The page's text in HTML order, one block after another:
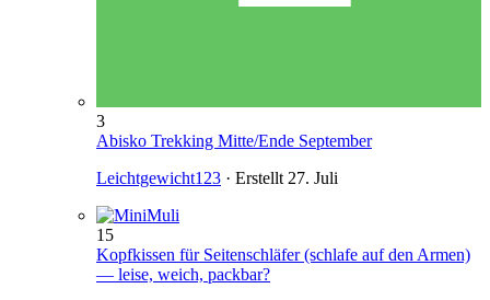
3
Abisko Trekking Mitte/Ende September
Leichtgewicht123 · Erstellt 27. Juli
15
Kopfkissen für Seitenschläfer (schlafe auf den Armen)
— leise, weich, packbar?